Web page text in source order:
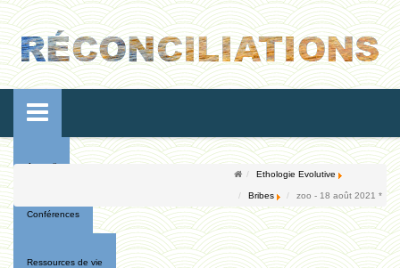
Accueil
Conférences
Ressources de vie
Ethologie Evolutive
Bribes zoo - 18 août 2021 *